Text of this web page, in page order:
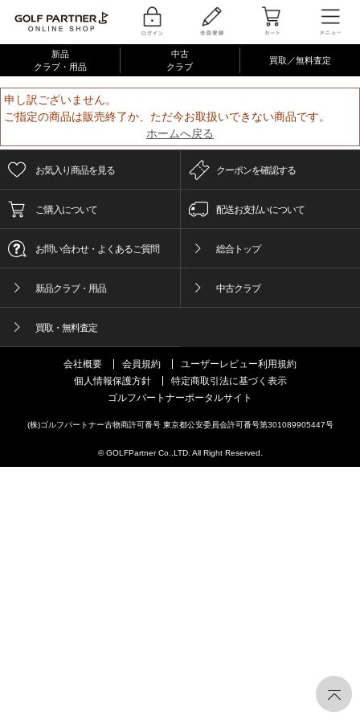
新品
クラブ・用品
中古
クラブ
買取／無料査定
申し訳ございません。
ご指定の商品は販売終了か、ただ今お取扱いできない商品です。
ホームへ戻る
お気入り商品を見る クーポンを確認する
ご購入について 配送お支払いについて
お問い合わせ・よくあるご質問 総合トップ
新品クラブ・用品 中古クラブ
買取・無料査定
会社概要 会員規約
ユーザーレビュー利用規約
個人情報保護方針
特定商取引法に基づく表示
ゴルフパートナーポータルサイト
(株)ゴルフパートナー古物商許可番号 東京都公安委員会許可番号第301089905447号
© GOLFPartner Co.,LTD. All Right Reserved.